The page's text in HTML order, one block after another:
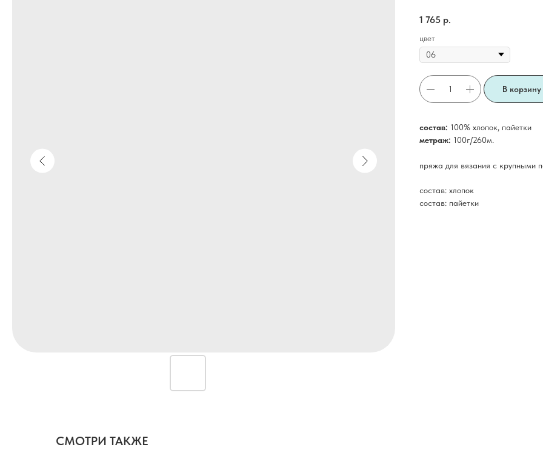
1 765 р.
цвет
В корзину
состав: 100% хлопок, пайетки
метраж: 100г/260м.
пряжа для вязания с крупными
состав: хлопок
состав: пайетки
СМОТРИ ТАКЖЕ